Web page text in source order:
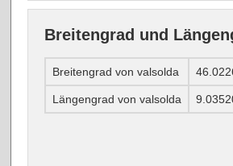
Breitengrad und
Breitengrad von valsolda
Längengrad von valsolda